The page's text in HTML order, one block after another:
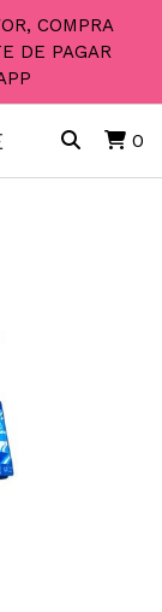
COMPRA
DE PAGAR
0